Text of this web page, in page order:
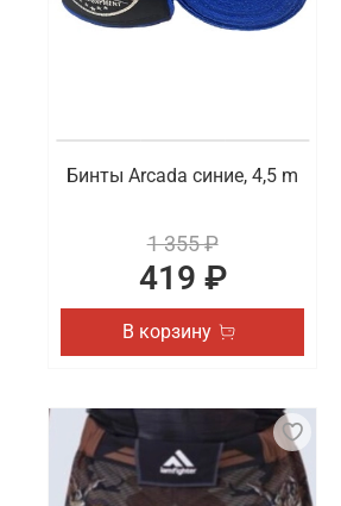
Бинты Arcada синие, 4,5 m
1 355 ₽
419 ₽
В корзину